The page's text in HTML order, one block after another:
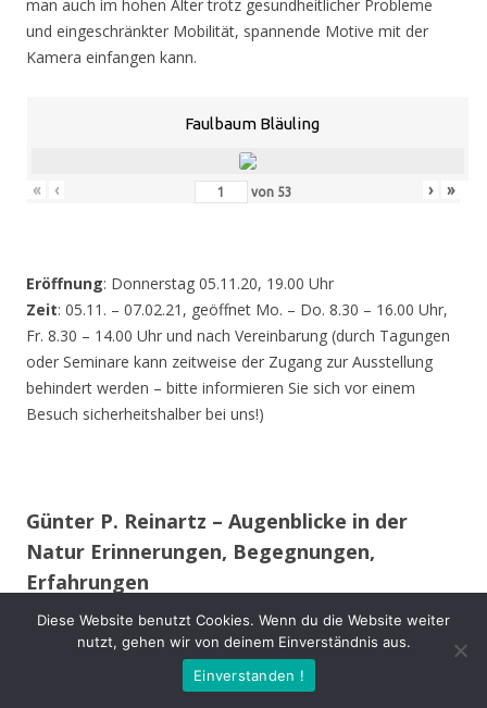
man auch im hohen Alter trotz gesundheitlicher Probleme
und eingeschränkter Mobilität, spannende Motive mit der
Kamera einfangen kann.
Faulbaum Bläuling
« ‹ von 53 › »
Eröffnung: Donnerstag 05.11.20, 19.00 Uhr
Zeit: 05.11. – 07.02.21, geöffnet Mo. – Do. 8.30 – 16.00 Uhr,
Fr. 8.30 – 14.00 Uhr und nach Vereinbarung (durch Tagungen
oder Seminare kann zeitweise der Zugang zur Ausstellung
behindert werden – bitte informieren Sie sich vor einem
Besuch sicherheitshalber bei uns!)
Günter P. Reinartz – Augenblicke in der
Natur Erinnerungen, Begegnungen,
Erfahrungen
Im 15. Lebensjahr erwarb ich meine erste Spiegelreflex-
Kamera. Auch während des Studiums und im späteren
Berufsleben begleitete mich meist eine Kamera.
Diese Website benutzt Cookies. Wenn du die Website weiter
nutzt, gehen wir von deinem Einverständnis aus.
Einverstanden !